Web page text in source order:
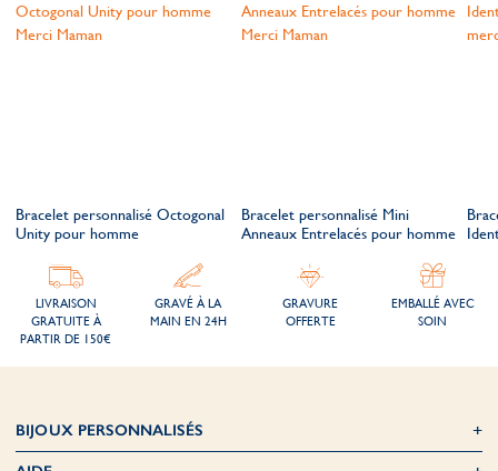
Bracelet personnalisé Octogonal
Unity pour homme
Bracelet personnalisé Mini
Anneaux Entrelacés pour homme
LIVRAISON
GRATUITE À
PARTIR DE 150€
GRAVÉ À LA
MAIN EN 24H
GRAVURE
OFFERTE
EMBALLÉ AVEC
SOIN
BIJOUX PERSONNALISÉS